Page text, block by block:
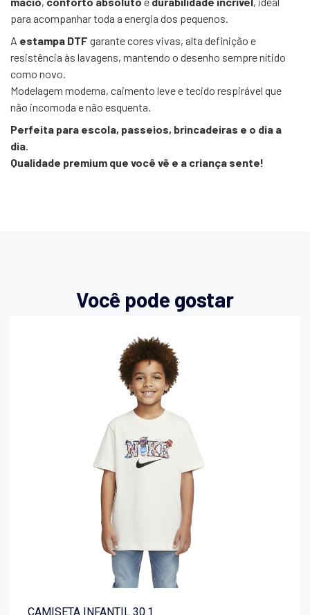
para acompanhar toda a energia dos pequenos.
A estampa DTF garante cores vivas, alta definição e
resistência às lavagens, mantendo o desenho sempre nítido
como novo.
Modelagem moderna, caimento leve e tecido respirável que
não incomoda e não esquenta.
Perfeita para escola, passeios, brincadeiras e o dia a
dia.
Qualidade premium que você vê e a criança sente!
Você pode gostar
CAMISETA INFANTIL 30.1